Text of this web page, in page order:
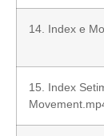
14. Index e
15. Index